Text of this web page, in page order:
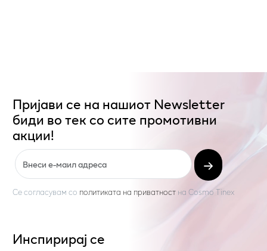
Пријави се на нашиот Newsletter
биди во тек со сите промотивни
акции!
Се согласувам со политиката на приватност на Cosmo Tinex
Инспирирај се